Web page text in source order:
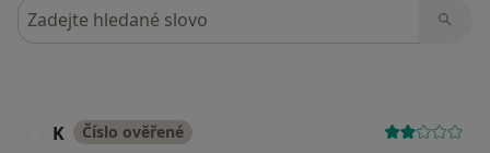
Hledejte v názorech
K Číslo ověřené